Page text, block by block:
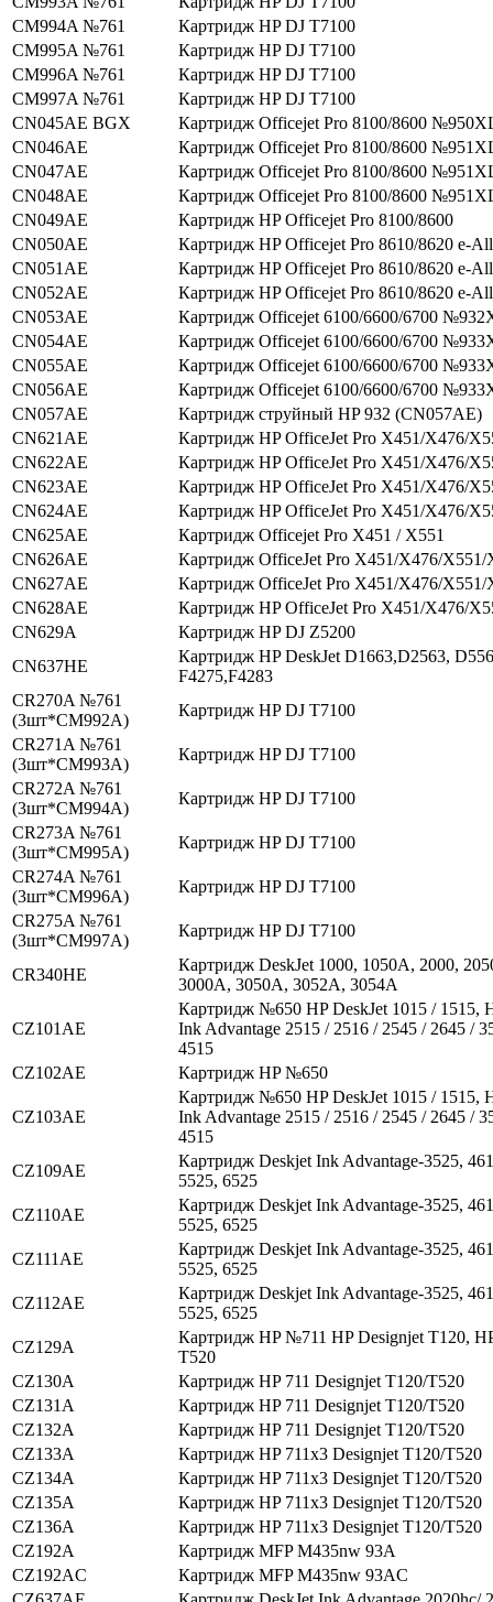
CM994A №761
Картридж HP DJ T7100
CM995A №761
Картридж HP DJ T7100
CM996A №761
Картридж HP DJ T7100
CM997A №761
Картридж HP DJ T7100
CN045AE BGX
Картридж Officejet Pro 8100/8600
CN046AE
Картридж Officejet Pro 8100/8600
CN047AE
Картридж Officejet Pro 8100/8600
CN048AE
Картридж Officejet Pro 8100/8600
CN049AE
Картридж HP Officejet Pro 8100/8600
CN050AE
Картридж HP Officejet Pro 8610/8620 e-
CN051AE
Картридж HP Officejet Pro 8610/8620 e-
CN052AE
Картридж HP Officejet Pro 8610/8620 e-
CN053AE
Картридж Officejet 6100/6600/6700
CN054AE
Картридж Officejet 6100/6600/6700
CN055AE
Картридж Officejet 6100/6600/6700
CN056AE
Картридж Officejet 6100/6600/6700
CN057AE
Картридж струйный HP 932 (CN057AE)
CN621AE
Картридж HP OfficeJet Pro X451/X476/
CN622AE
Картридж HP OfficeJet Pro X451/X476/
CN623AE
Картридж HP OfficeJet Pro X451/X476/
CN624AE
Картридж HP OfficeJet Pro X451/X476/
CN625AE
Картридж Officejet Pro X451 / X551
CN626AE
Картридж OfficeJet Pro X451/X476/X551/
CN627AE
Картридж OfficeJet Pro X451/X476/X551/
CN628AE
Картридж HP OfficeJet Pro X451/X476/
CN629A
Картридж HP DJ Z5200
CN637HE
Картридж HP DeskJet D1663,D2563,
F4275,F4283
CR270A №761
(3шт*CM992A)
Картридж HP DJ T7100
CR271A №761
(3шт*CM993A)
Картридж HP DJ T7100
CR272A №761
(3шт*CM994A)
Картридж HP DJ T7100
CR273A №761
(3шт*CM995A)
Картридж HP DJ T7100
CR274A №761
(3шт*CM996A)
Картридж HP DJ T7100
CR275A №761
(3шт*CM997A)
Картридж HP DJ T7100
CR340HE
Картридж DeskJet 1000, 1050A, 2000,
3000A, 3050A, 3052A, 3054A
CZ101AE
Картридж №650 HP DeskJet 1015 / 1515,
Ink Advantage 2515 / 2516 / 2545 / 2645 /
4515
CZ102AE
Картридж HP №650
CZ103AE
Картридж №650 HP DeskJet 1015 / 1515,
Ink Advantage 2515 / 2516 / 2545 / 2645 /
4515
CZ109AE
Картридж Deskjet Ink Advantage-3525,
5525, 6525
CZ110AE
Картридж Deskjet Ink Advantage-3525,
5525, 6525
CZ111AE
Картридж Deskjet Ink Advantage-3525,
5525, 6525
CZ112AE
Картридж Deskjet Ink Advantage-3525,
5525, 6525
CZ129A
Картридж HP №711 HP Designjet T120,
T520
CZ130A
Картридж HP 711 Designjet T120/T520
CZ131A
Картридж HP 711 Designjet T120/T520
CZ132A
Картридж HP 711 Designjet T120/T520
CZ133A
Картридж HP 711x3 Designjet T120/T520
CZ134A
Картридж HP 711x3 Designjet T120/T520
CZ135A
Картридж HP 711x3 Designjet T120/T520
CZ136A
Картридж HP 711x3 Designjet T120/T520
CZ192A
Картридж MFP M435nw 93A
CZ192AC
Картридж MFP M435nw 93AC